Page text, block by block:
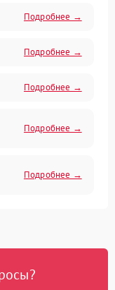
Подробнее →
Подробнее →
Подробнее →
Подробнее →
Подробнее →
Подробнее →